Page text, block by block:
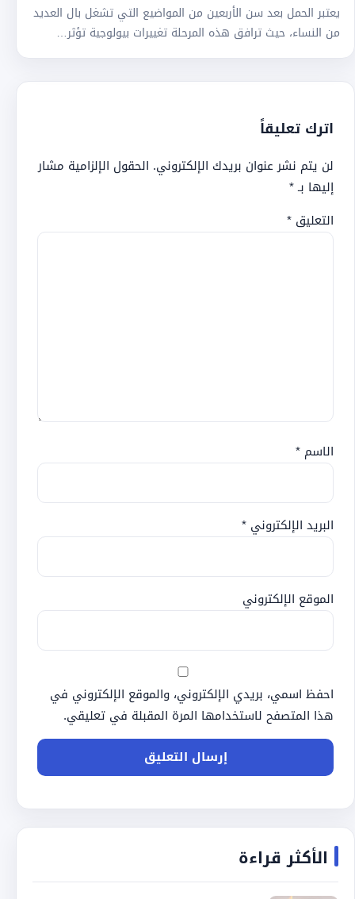
يعتبر الحمل بعد سن الأربعين من المواضيع التي تشغل بال العديد
من النساء، حيث ترافق هذه المرحلة تغييرات بيولوجية تؤثر…
اترك تعليقاً
لن يتم نشر عنوان بريدك الإلكتروني. الحقول الإلزامية مشار
إليها بـ*
التعليق *
الاسم *
البريد الإلكتروني *
الموقع الإلكتروني
احفظ اسمي، بريدي الإلكتروني، والموقع الإلكتروني في
هذا المتصفح لاستخدامها المرة المقبلة في تعليقي.
الأكثر قراءة